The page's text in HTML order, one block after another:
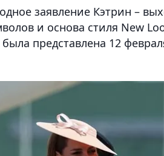
заявление Кэтрин –
и основа стиля New
представлена 12